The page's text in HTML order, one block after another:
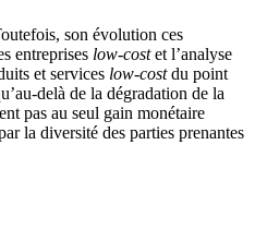
son évolution ces
entreprises low-costet l’analyse
et services low-costdu point
delà de la dégradation de la
pas au seul gain monétaire
la diversité des parties prenantes